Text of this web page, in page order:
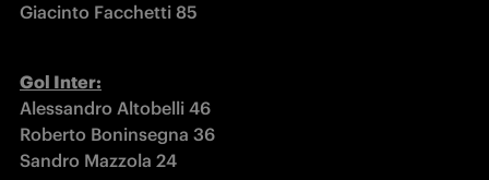
Giacinto Facchetti 85
Gol Inter:
Alessandro Altobelli 46
Roberto Boninsegna 36
Sandro Mazzola 24